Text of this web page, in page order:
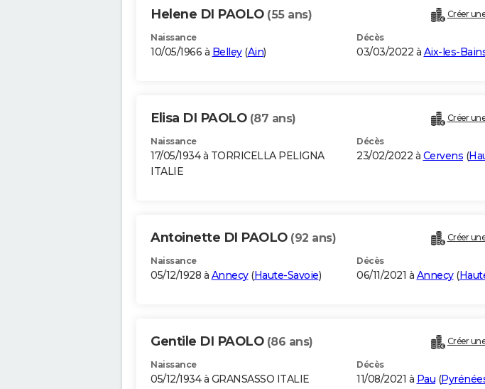
Helene DI PAOLO (55 ans) Créer
Naissance
10/05/1966 à Belley(Ain)
Décès
03/03/2022 à Aix-les-
Elisa DI PAOLO (87 ans) Créer
Naissance
17/05/1934 à TORRICELLA PELIGNA
ITALIE
Décès
23/02/2022 à Cervens (
Antoinette DI PAOLO (92 ans) Créer
Naissance
05/12/1928 à Annecy(Haute-Savoie)
Décès
06/11/2021 à Annecy(
Gentile DI PAOLO (86 ans) Créer
Naissance
05/12/1934 à GRANSASSO ITALIE
Décès
11/08/2021 à Pau (